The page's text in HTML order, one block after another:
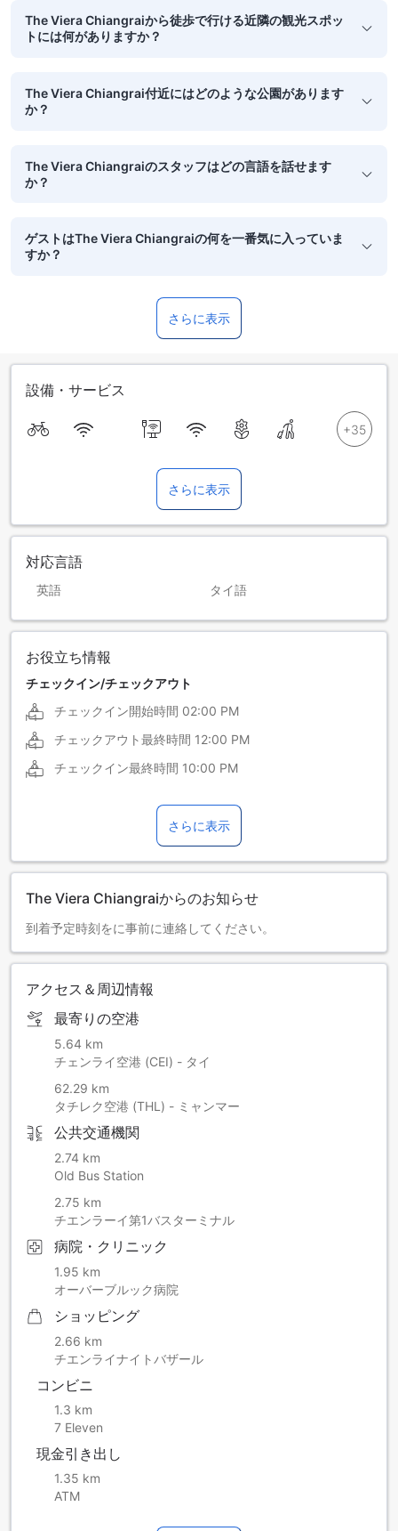
The Viera Chiangraiから徒歩で行ける近隣の観光スポッ
トには何がありますか？
The Viera Chiangrai付近にはどのような公園があります
か？
The Viera Chiangraiのスタッフはどの言語を話せます
か？
ゲストはThe Viera Chiangraiの何を一番気に入っていま
すか？
さらに表示
設備・サービス
さらに表示
対応言語
英語 タイ語
お役立ち情報
チェックイン/チェックアウト
チェックイン開始時間 02:00 PM
チェックアウト最終時間 12:00 PM
チェックイン最終時間 10:00 PM
さらに表示
The Viera Chiangraiからのお知らせ
到着予定時刻をに事前に連絡してください。
アクセス＆周辺情報
最寄りの空港
5.64 km
チェンライ空港 (CEI) - タイ
62.29 km
タチレク空港 (THL) - ミャンマー
公共交通機関
2.74 km
Old Bus Station
2.75 km
チエンラーイ第1バスターミナル
病院・クリニック
1.95 km
オーバーブルック病院
ショッピング
2.66 km
チエンライナイトバザール
コンビニ
1.3 km
7 Eleven
現金引き出し
1.35 km
ATM